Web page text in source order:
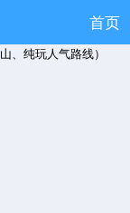
首页